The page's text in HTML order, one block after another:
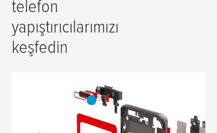
telefon
yapıştırıcılarımızı
keşfedin